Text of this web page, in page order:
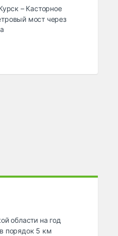
– Касторное
мост через
области на год
порядок 5 км